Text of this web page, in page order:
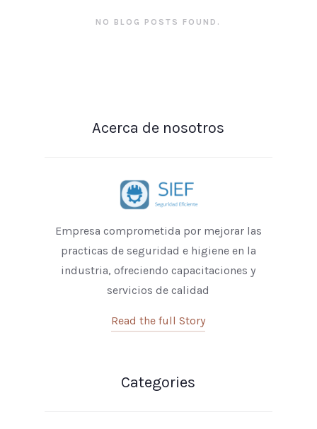
NO BLOG POSTS FOUND.
Acerca de nosotros
Empresa comprometida por mejorar las
practicas de seguridad e higiene en la
industria, ofreciendo capacitaciones y
servicios de calidad
Read the full Story
Categories